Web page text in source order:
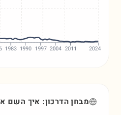
1983 1990 1997 2004 2011 2024
מבחן הדרכון: איך השם